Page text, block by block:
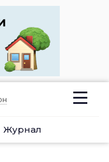
Журнал